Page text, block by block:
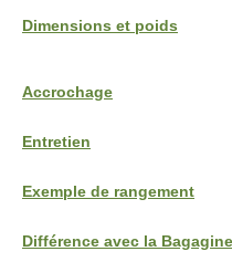
Dimensions et poids
Accrochage
Entretien
Exemple de rangement
Différence avec la